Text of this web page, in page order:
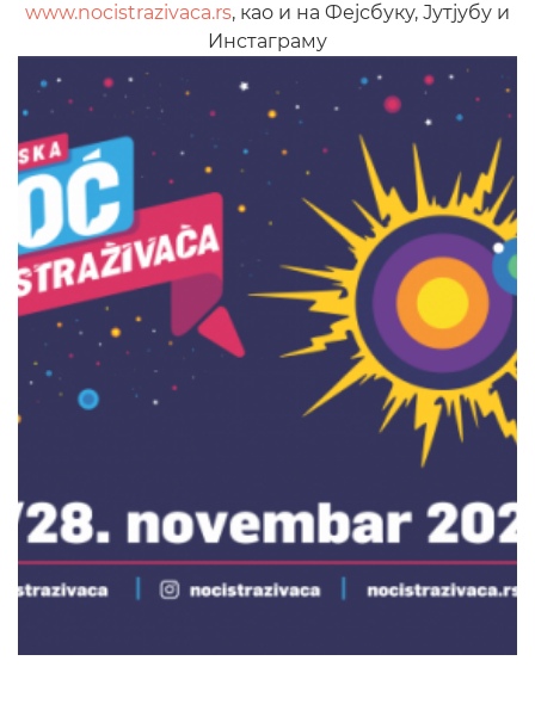
www.nocistrazivaca.rs, као и на Фејсбуку, Јутјубу и
Инстаграму